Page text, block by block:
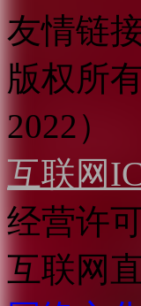
友情链接
版权所有
2022）
互联网
经营许
互联网